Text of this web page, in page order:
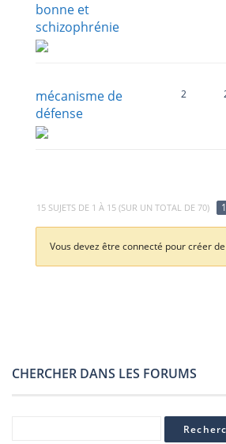
bonne et
schizophrénie
mécanisme de
défense
2
15 SUJETS DE 1 À 15 (SUR UN TOTAL DE 70) 1
Vous devez être connecté pour créer
CHERCHER DANS LES FORUMS